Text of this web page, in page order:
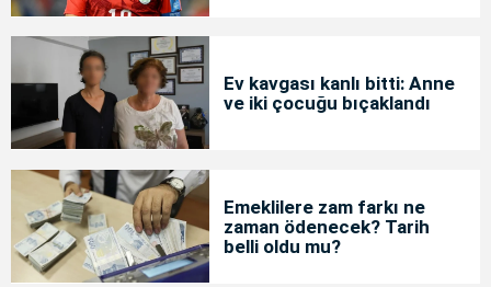
Ev kavgası kanlı bitti: Anne
ve iki çocuğu bıçaklandı
Emeklilere zam farkı ne
zaman ödenecek? Tarih
belli oldu mu?